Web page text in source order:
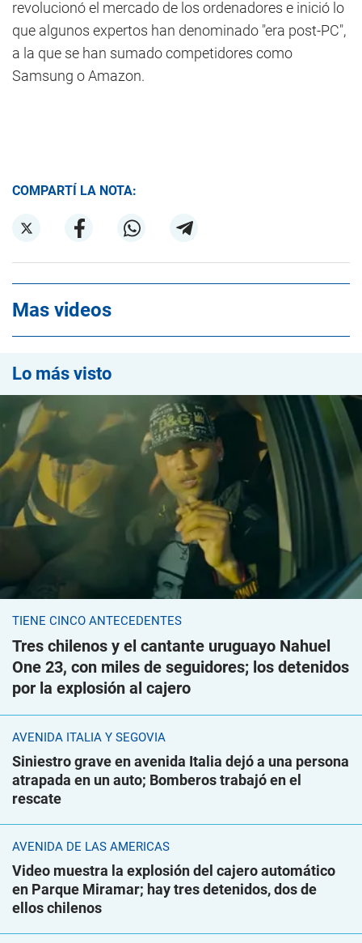
revolucionó el mercado de los ordenadores e inició lo
que algunos expertos han denominado "era post-PC",
a la que se han sumado competidores como
Samsung o Amazon.
COMPARTÍ LA NOTA:
Mas videos
Lo más visto
TIENE CINCO ANTECEDENTES
Tres chilenos y el cantante uruguayo Nahuel
One 23, con miles de seguidores; los detenidos
por la explosión al cajero
AVENIDA ITALIA Y SEGOVIA
Siniestro grave en avenida Italia dejó a una persona
atrapada en un auto; Bomberos trabajó en el
rescate
AVENIDA DE LAS AMÉRICAS
Video muestra la explosión del cajero automático
en Parque Miramar; hay tres detenidos, dos de
ellos chilenos